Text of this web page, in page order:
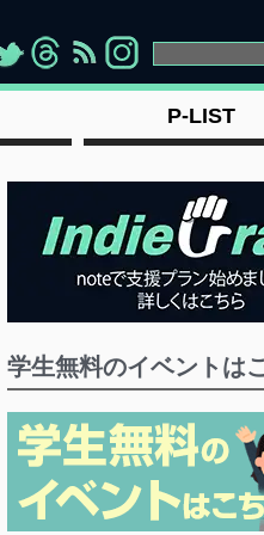
"> "> " >
P-LIST
学生無料のイベントは